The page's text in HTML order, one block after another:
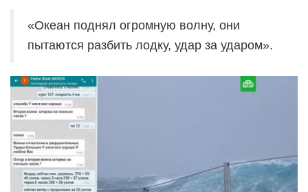
«Океан поднял огромную волну, они
пытаются разбить лодку, удар за ударом».